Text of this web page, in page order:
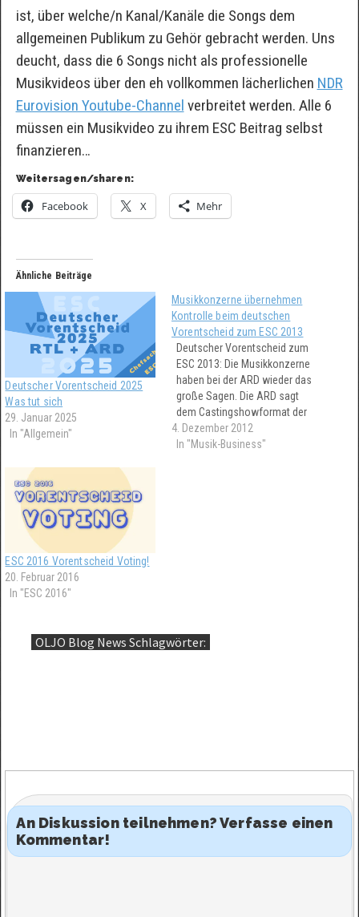
ist, über welche/n Kanal/Kanäle die Songs dem
allgemeinen Publikum zu Gehör gebracht werden. Uns
deucht, dass die 6 Songs nicht als professionelle
Musikvideos über den eh vollkommen lächerlichen NDR
Eurovision Youtube-Channel verbreitet werden. Alle 6
müssen ein Musikvideo zu ihrem ESC Beitrag selbst
finanzieren…
Weitersagen/sharen:
Facebook X Mehr
Ähnliche Beiträge
Deutscher Vorentscheid 2025
Was tut sich
29. Januar 2025
In "Allgemein"
Musikkonzerne übernehmen
Kontrolle beim deutschen
Vorentscheid zum ESC 2013
Deutscher Vorentscheid zum
ESC 2013: Die Musikkonzerne
haben bei der ARD wieder das
große Sagen. Die ARD sagt
dem Castingshowformat der
vergangenen Jahre Goodbye.
Stattdessen wird wiedermal
4. Dezember 2012
In "Musik-Business"
ESC 2016 Vorentscheid Voting!
20. Februar 2016
In "ESC 2016"
OLJO Blog News Schlagwörter:
An Diskussion teilnehmen? Verfasse einen
Kommentar!